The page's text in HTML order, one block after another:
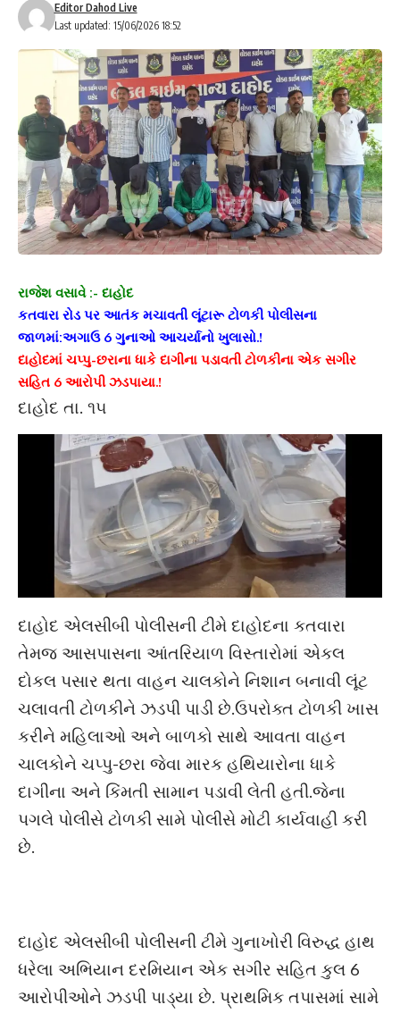
Last updated: 15/06/2026 18:52
Editor Dahod Live
રાજેશ વસાવે :- દાહોદ
કતવારા રોડ પર આતંક મચાવતી લૂંટારૂ ટોળકી પોલીસના
જાળમાં:અગાઉ 6 ગુનાઓ આચર્યાનો ખુલાસો.!
દાહોદમાં ચપ્પુ-છરાના ધાકે દાગીના પડાવતી ટોળકીના એક સગીર
સહિત 6 આરોપી ઝડપાયા.!
દાહોદ તા. ૧૫
દાહોદ એલસીબી પોલીસની ટીમે દાહોદના કતવારા
તેમજ આસપાસના આંતરિયાળ વિસ્તારોમાં એકલ
દોકલ પસાર થતા વાહન ચાલકોને નિશાન બનાવી લૂંટ
ચલાવતી ટોળકીને ઝડપી પાડી છે.ઉપરોક્ત ટોળકી ખાસ
કરીને મહિલાઓ અને બાળકો સાથે આવતા વાહન
ચાલકોને ચપ્પુ-છરા જેવા મારક હથિયારોના ધાકે
દાગીના અને કિંમતી સામાન પડાવી લેતી હતી.જેના
પગલે પોલીસે ટોળકી સામે પોલીસે મોટી કાર્યવાહી કરી
છે.
દાહોદ એલસીબી પોલીસની ટીમે ગુનાખોરી વિરુદ્ધ હાથ
ધરેલા અભિયાન દરમિયાન એક સગીર સહિત કુલ 6
આરોપીઓને ઝડપી પાડ્યા છે. પ્રાથમિક તપાસમાં સામે